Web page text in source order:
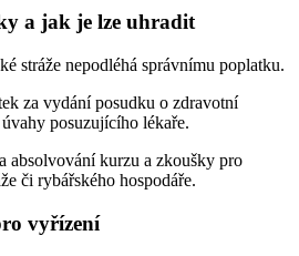
a jak je lze uhradit
stráže nepodléhá správnímu poplatku.
za vydání posudku o zdravotní
posuzujícího lékaře.
absolvování kurzu a zkoušky pro
či rybářského hospodáře.
vyřízení